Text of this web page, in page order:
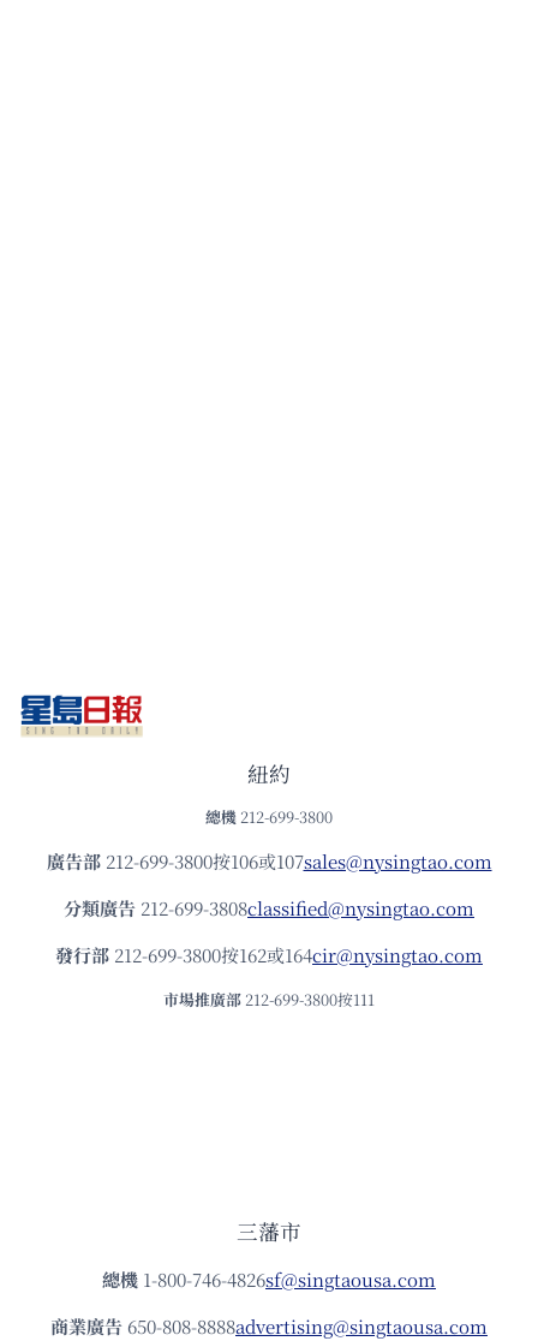
紐約
總機 212-699-3800
廣告部212-699-3800按106或107sales@nysingtao.com
分類廣告 212-699-3808classified@nysingtao.com
發⾏部 212-699-3800按162或164cir@nysingtao.com
市場推廣部 212-699-3800按111
三藩市
總機 1-800-746-4826sf@singtaousa.com
商業廣告 650-808-8888advertising@singtaousa.com